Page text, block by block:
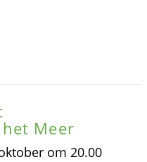
Meer
om 20.00